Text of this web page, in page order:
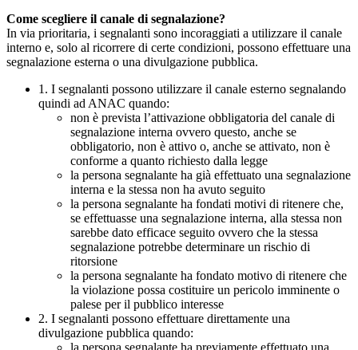
Come scegliere il canale di segnalazione?
In via prioritaria, i segnalanti sono incoraggiati a utilizzare il canale
interno e, solo al ricorrere di certe condizioni, possono effettuare una
segnalazione esterna o una divulgazione pubblica.
1. I segnalanti possono utilizzare il canale esterno segnalando
quindi ad ANAC quando:
non è prevista l’attivazione obbligatoria del canale di
segnalazione interna ovvero questo, anche se
obbligatorio, non è attivo o, anche se attivato, non è
conforme a quanto richiesto dalla legge
la persona segnalante ha già effettuato una segnalazione
interna e la stessa non ha avuto seguito
la persona segnalante ha fondati motivi di ritenere che,
se effettuasse una segnalazione interna, alla stessa non
sarebbe dato efficace seguito ovvero che la stessa
segnalazione potrebbe determinare un rischio di
ritorsione
la persona segnalante ha fondato motivo di ritenere che
la violazione possa costituire un pericolo imminente o
palese per il pubblico interesse
2. I segnalanti possono effettuare direttamente una
divulgazione pubblica quando: